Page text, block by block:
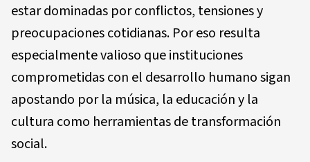
estar dominadas por conflictos, tensiones y
preocupaciones cotidianas. Por eso resulta
especialmente valioso que instituciones
comprometidas con el desarrollo humano sigan
apostando por la música, la educación y la
cultura como herramientas de transformación
social.